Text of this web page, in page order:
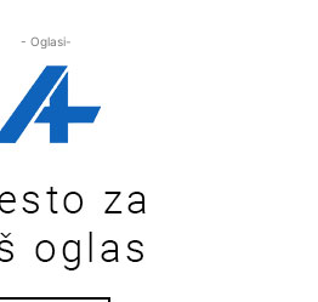
- Oglasi-